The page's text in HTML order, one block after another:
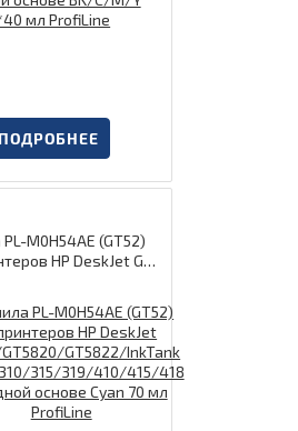
ПОДРОБНЕЕ
M0H54AE (GT52)
HP DeskJet GT
315/319/410/41
основе Cyan